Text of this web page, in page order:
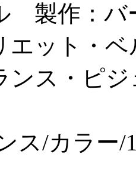
製作：バ
エット・
ンス・ピ
ス/カラー